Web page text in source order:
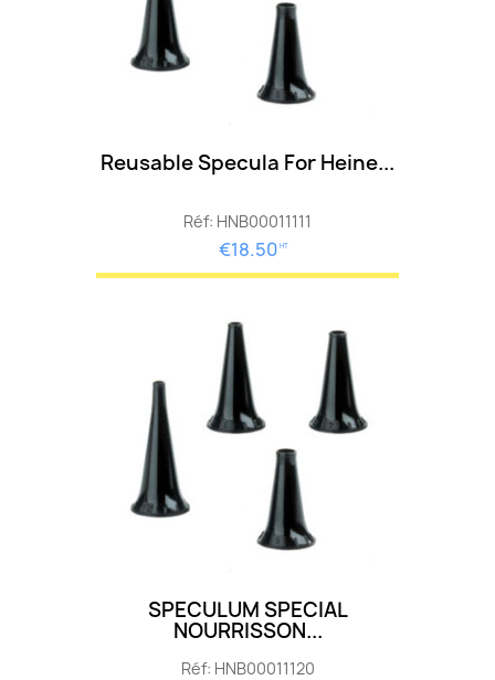
Reusable Specula For Heine...
Réf: HNB00011111
€18.50 HT
SPECULUM SPECIAL
NOURRISSON...
Réf: HNB00011120